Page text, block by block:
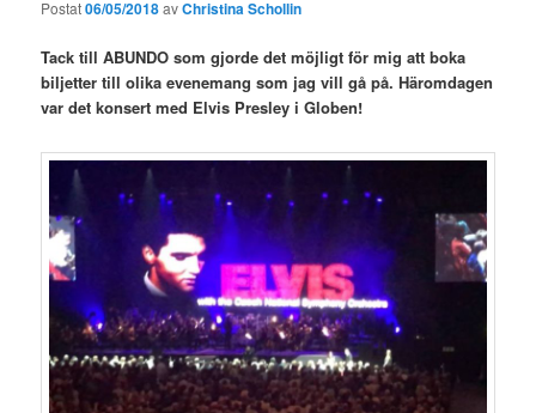
Postat06/05/2018avChristina Schollin
Tack till ABUNDO som gjorde det möjligt för mig att boka
biljetter till olika evenemang som jag vill gå på. Häromdagen
var det konsert med Elvis Presley i Globen!